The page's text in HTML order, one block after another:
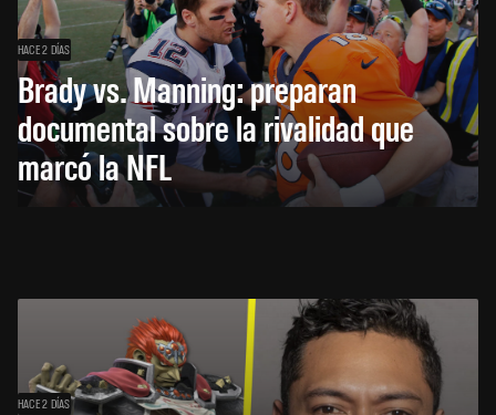
HACE 2 DÍAS
Brady vs. Manning: preparan
documental sobre la rivalidad que
marcó la NFL
HACE 2 DÍAS